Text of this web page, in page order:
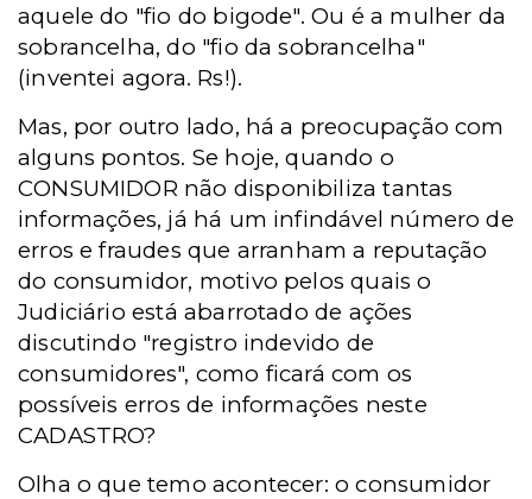
aquele do "fio do bigode". Ou é a mulher da
sobrancelha, do "fio da sobrancelha"
(inventei agora. Rs!).
Mas, por outro lado, há a preocupação com
alguns pontos. Se hoje, quando o
CONSUMIDOR não disponibiliza tantas
informações, já há um infindável número de
erros e fraudes que arranham a reputação
do consumidor, motivo pelos quais o
Judiciário está abarrotado de ações
discutindo "registro indevido de
consumidores", como ficará com os
possíveis erros de informações neste
CADASTRO?
Olha o que temo acontecer: o consumidor